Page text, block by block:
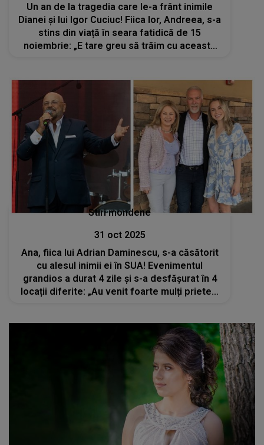
Un an de la tragedia care le-a frânt inimile
Dianei și lui Igor Cuciuc! Fiica lor, Andreea, s-a
stins din viață în seara fatidică de 15
noiembrie: „E tare greu să trăim cu această
Stiri mondene
31 oct 2025
Ana, fiica lui Adrian Daminescu, s-a căsătorit
cu alesul inimii ei în SUA! Evenimentul
grandios a durat 4 zile și s-a desfășurat în 4
locații diferite: „Au venit foarte mulți prieteni